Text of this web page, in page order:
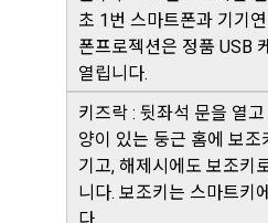
초 1번 스마트폰과 기기
폰프로젝션은 정품 USB
열립니다.
키즈락 : 뒷좌석 문을 열
양이 있는 둥근 홈에 보
기고, 해제시에도 보조키
니다. 보조키는 스마트키